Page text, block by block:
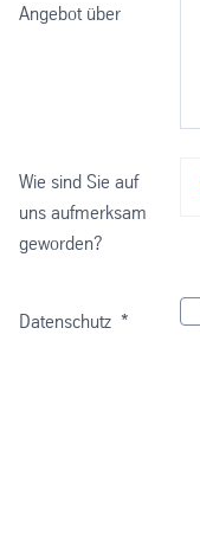
Angebot über
Wie sind Sie auf
uns aufmerksam
geworden?
Datenschutz *